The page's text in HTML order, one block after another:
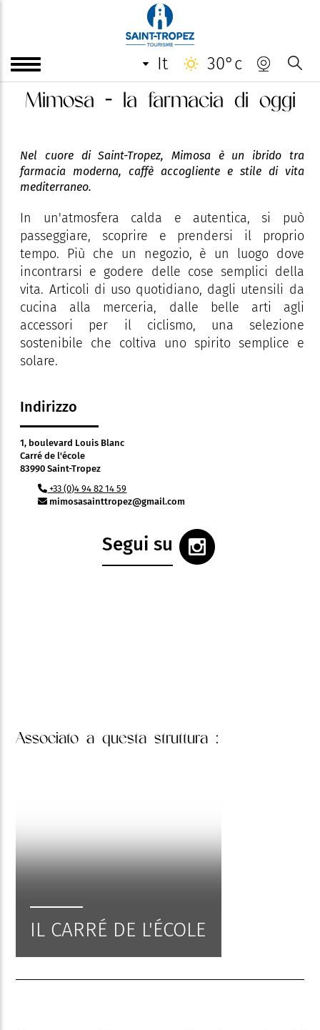
it 30°c
Mimosa - la farmacia di oggi
Nel cuore di Saint-Tropez, Mimosa è un ibrido tra
farmacia moderna, caffè accogliente e stile di vita
mediterraneo.
In un'atmosfera calda e autentica, si può
passeggiare, scoprire e prendersi il proprio
tempo. Più che un negozio, è un luogo dove
incontrarsi e godere delle cose semplici della
vita. Articoli di uso quotidiano, dagli utensili da
cucina alla merceria, dalle belle arti agli
accessori per il ciclismo, una selezione
sostenibile che coltiva uno spirito semplice e
solare.
Indirizzo
1, boulevard Louis Blanc
Carré de l'école
83990 Saint-Tropez
+33 (0)4 94 82 14 59
mimosasainttropez@gmail.com
Segui su
Associato a questa struttura :
IL CARRÉ DE L'ÉCOLE